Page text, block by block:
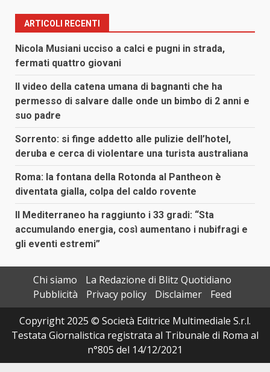
ARTICOLI RECENTI
Nicola Musiani ucciso a calci e pugni in strada,
fermati quattro giovani
Il video della catena umana di bagnanti che ha
permesso di salvare dalle onde un bimbo di 2 anni e
suo padre
Sorrento: si finge addetto alle pulizie dell’hotel,
deruba e cerca di violentare una turista australiana
Roma: la fontana della Rotonda al Pantheon è
diventata gialla, colpa del caldo rovente
Il Mediterraneo ha raggiunto i 33 gradi: “Sta
accumulando energia, così aumentano i nubifragi e
gli eventi estremi”
Chi siamo
La Redazione di Blitz Quotidiano
Pubblicità
Privacy policy Disclaimer
Feed
Copyright 2025 © Società Editrice Multimediale S.r.l.
Testata Giornalistica registrata al Tribunale di Roma al
n°805 del 14/12/2021